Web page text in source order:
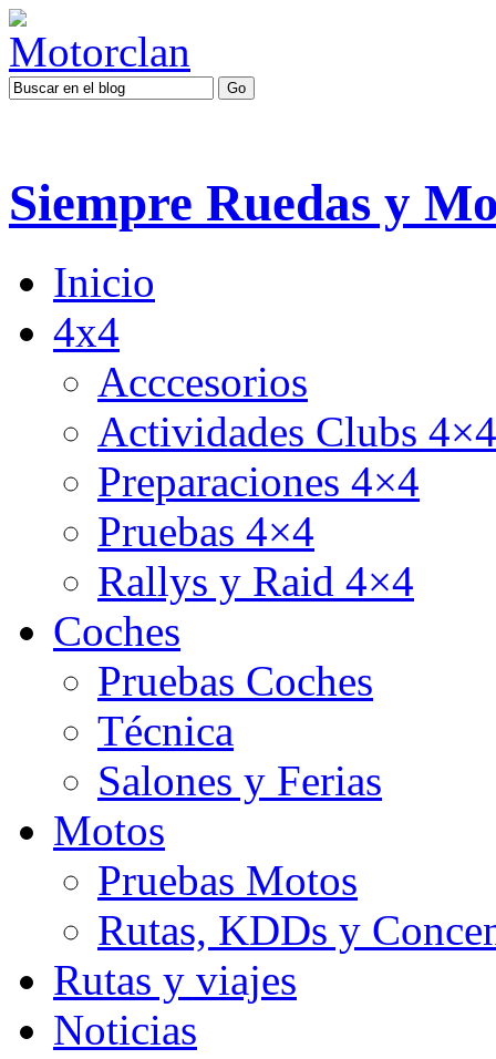
Siempre Ruedas y
Inicio
4x4
Acccesorios
Actividades Clubs 4×4
Preparaciones 4×4
Pruebas 4×4
Rallys y Raid 4×4
Coches
Pruebas Coches
Técnica
Salones y Ferias
Motos
Pruebas Motos
Rutas, KDDs y
Rutas y viajes
Noticias